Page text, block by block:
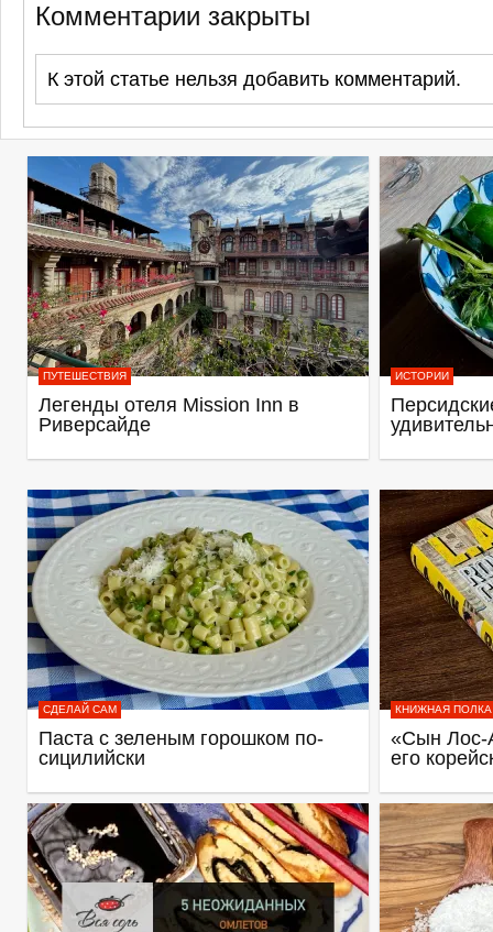
Комментарии закрыты
К этой статье нельзя добавить комментарий.
ПУТЕШЕСТВИЯ
Легенды отеля Mission Inn в
Риверсайде
ИСТОРИИ
СДЕЛАЙ САМ
Паста с зеленым горошком по-
сицилийски
КНИЖНАЯ ПОЛКА
«Сын Лос-
его